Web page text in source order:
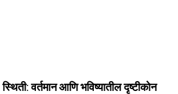
स्थिती: वर्तमान आणि भविष्यातील दृष्टीकोन